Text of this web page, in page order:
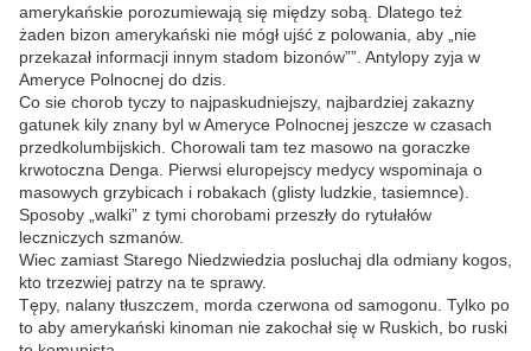
amerykańskie porozumiewają się między sobą. Dlatego też
żaden bizon amerykański nie mógł ujść z polowania, aby „nie
przekazał informacji innym stadom bizonów””. Antylopy zyja w
Ameryce Polnocnej do dzis.
Co sie chorob tyczy to najpaskudniejszy, najbardziej zakazny
gatunek kily znany byl w Ameryce Polnocnej jeszcze w czasach
przedkolumbijskich. Chorowali tam tez masowo na goraczke
krwotoczna Denga. Pierwsi eluropejscy medycy wspominaja o
masowych grzybicach i robakach (glisty ludzkie, tasiemnce).
Sposoby „walki” z tymi chorobami przeszły do rytułałów
leczniczych szmanów.
Wiec zamiast Starego Niedzwiedzia posluchaj dla odmiany kogos,
kto trzezwiej patrzy na te sprawy.
Tępy, nalany tłuszczem, morda czerwona od samogonu. Tylko po
to aby amerykański kinoman nie zakochał się w Ruskich, bo ruski